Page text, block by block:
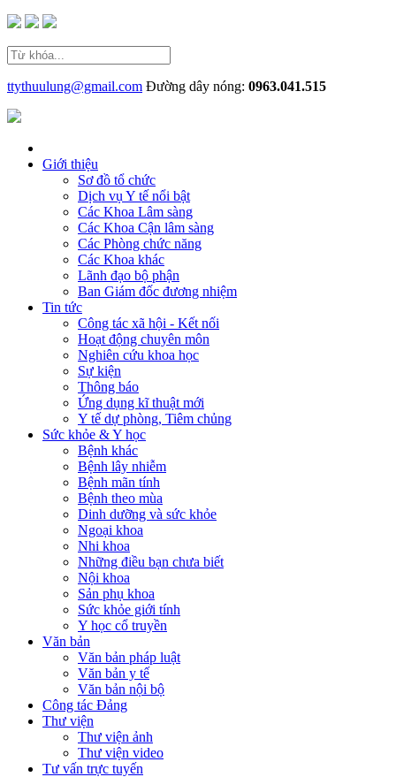
ttythuulung@gmail.com Đường dây nóng: 0963.041.515
Giới thiệu
Sơ đồ tổ chức
Dịch vụ Y tế nổi bật
Các Khoa Lâm sàng
Các Khoa Cận lâm sàng
Các Phòng chức năng
Các Khoa khác
Lãnh đạo bộ phận
Ban Giám đốc đương nhiệm
Tin tức
Công tác xã hội - Kết nối
Hoạt động chuyên môn
Nghiên cứu khoa học
Sự kiện
Thông báo
Ứng dụng kĩ thuật mới
Y tế dự phòng, Tiêm chủng
Sức khỏe & Y học
Bệnh khác
Bệnh lây nhiễm
Bệnh mãn tính
Bệnh theo mùa
Dinh dưỡng và sức khỏe
Ngoại khoa
Nhi khoa
Những điều bạn chưa biết
Nội khoa
Sản phụ khoa
Sức khỏe giới tính
Y học cổ truyền
Văn bản
Văn bản pháp luật
Văn bản y tế
Văn bản nội bộ
Công tác Đảng
Thư viện
Thư viện ảnh
Thư viện video
Tư vấn trực tuyến